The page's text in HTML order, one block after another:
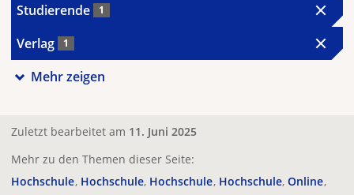
Studierende 1
Verlag 1
Mehr zeigen
Zuletzt bearbeitet am 11. Juni 2025
Mehr zu den Themen dieser Seite:
Hochschule Hochschule Hochschule Hochschule Online